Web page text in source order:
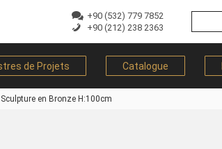
+90 (532) 779 7852
+90 (212) 238 2363
de Projets Catalogue
en Bronze H:100cm